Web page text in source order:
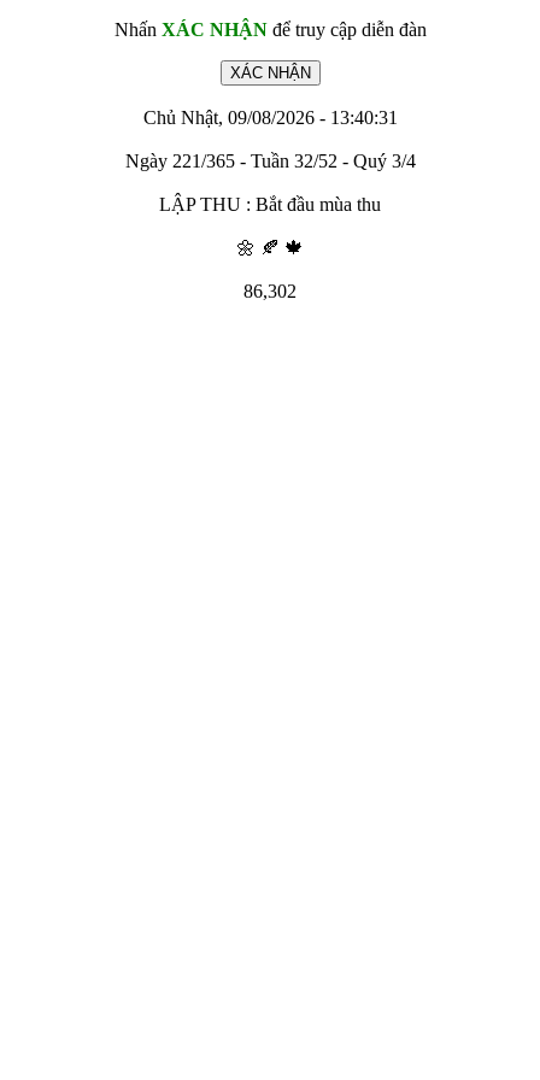
Nhấn XÁC NHẬNđể truy cập diễn đàn
Chủ Nhật, 09/08/2026 - 13:40:31
Ngày 221/365 - Tuần 32/52 - Quý 3/4
LẬP THU : Bắt đầu mùa thu
🌼 🍂 🍁
86,302